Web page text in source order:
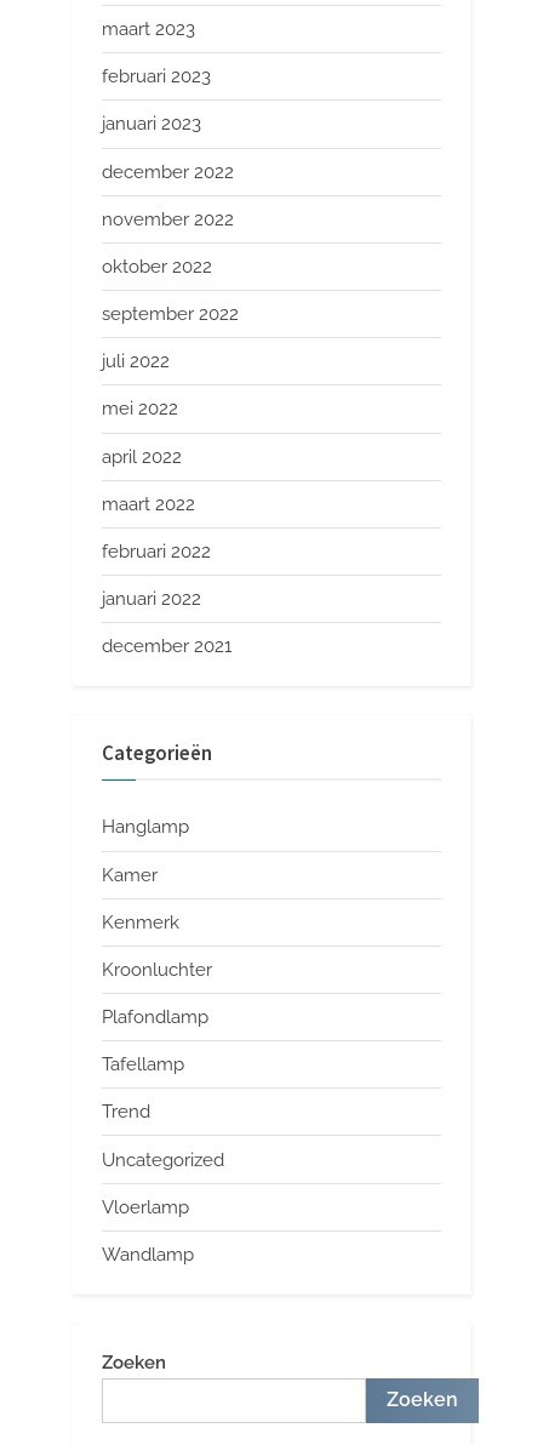
maart 2023
februari 2023
januari 2023
december 2022
november 2022
oktober 2022
september 2022
juli 2022
mei 2022
april 2022
maart 2022
februari 2022
januari 2022
december 2021
Categorieën
Hanglamp
Kamer
Kenmerk
Kroonluchter
Plafondlamp
Tafellamp
Trend
Uncategorized
Vloerlamp
Wandlamp
Zoeken
Zoeken